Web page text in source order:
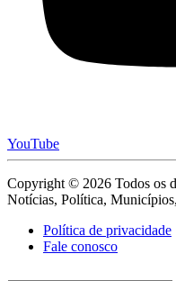
YouTube
Copyright © 2026 Todos os
Notícias, Política,
Política de privacidade
Fale conosco